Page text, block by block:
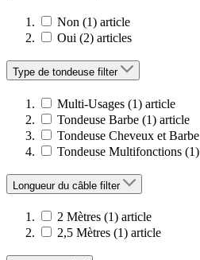
Non (1) article
Oui (2) articles
Type de tondeuse filter
Multi-Usages (1) article
Tondeuse Barbe (1) article
Tondeuse Cheveux et Barbe
Tondeuse Multifonctions (1)
Longueur du câble filter
2 Mètres (1) article
2,5 Mètres (1) article